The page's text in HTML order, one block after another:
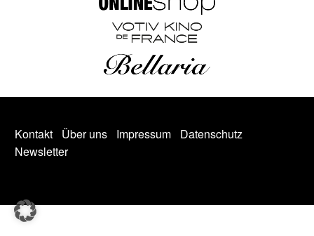
Kontakt Über uns Impressum
Datenschutz
Newsletter